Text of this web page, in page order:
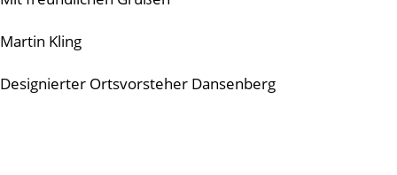
Martin Kling
Designierter Ortsvorsteher Dansenberg